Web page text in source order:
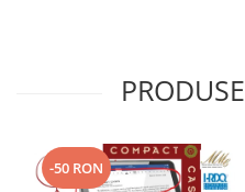
-50 RON